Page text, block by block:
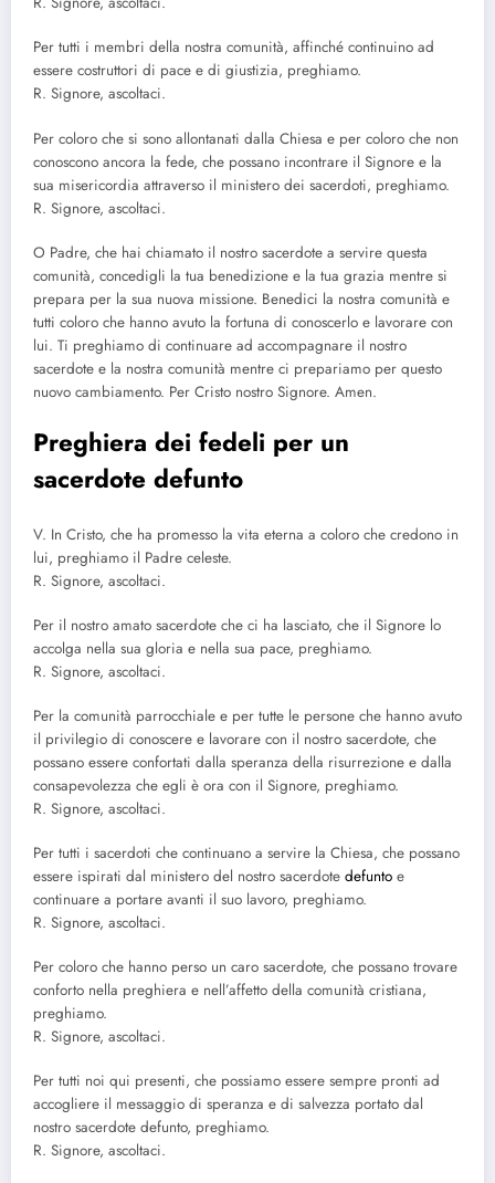
Per tutti i membri della nostra comunità, affinché continuino ad
essere costruttori di pace e di giustizia, preghiamo.
R. Signore, ascoltaci.
Per coloro che si sono allontanati dalla Chiesa e per coloro che non
conoscono ancora la fede, che possano incontrare il Signore e la
sua misericordia attraverso il ministero dei sacerdoti, preghiamo.
R. Signore, ascoltaci.
O Padre, che hai chiamato il nostro sacerdote a servire questa
comunità, concedigli la tua benedizione e la tua grazia mentre si
prepara per la sua nuova missione. Benedici la nostra comunità e
tutti coloro che hanno avuto la fortuna di conoscerlo e lavorare con
lui. Ti preghiamo di continuare ad accompagnare il nostro
sacerdote e la nostra comunità mentre ci prepariamo per questo
nuovo cambiamento. Per Cristo nostro Signore. Amen.
Preghiera dei fedeli per un
sacerdote defunto
V. In Cristo, che ha promesso la vita eterna a coloro che credono in
lui, preghiamo il Padre celeste.
R. Signore, ascoltaci.
Per il nostro amato sacerdote che ci ha lasciato, che il Signore lo
accolga nella sua gloria e nella sua pace, preghiamo.
R. Signore, ascoltaci.
Per la comunità parrocchiale e per tutte le persone che hanno avuto
il privilegio di conoscere e lavorare con il nostro sacerdote, che
possano essere confortati dalla speranza della risurrezione e dalla
consapevolezza che egli è ora con il Signore, preghiamo.
R. Signore, ascoltaci.
Per tutti i sacerdoti che continuano a servire la Chiesa, che possano
essere ispirati dal ministero del nostro sacerdote defunto e
continuare a portare avanti il suo lavoro, preghiamo.
R. Signore, ascoltaci.
Per coloro che hanno perso un caro sacerdote, che possano trovare
conforto nella preghiera e nell’affetto della comunità cristiana,
preghiamo.
R. Signore, ascoltaci.
Per tutti noi qui presenti, che possiamo essere sempre pronti ad
accogliere il messaggio di speranza e di salvezza portato dal
nostro sacerdote defunto, preghiamo.
R. Signore, ascoltaci.